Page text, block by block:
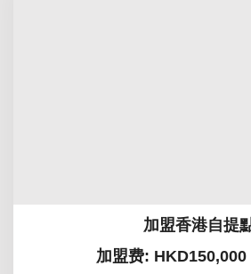
加盟香港自提
加盟费: HKD150,000